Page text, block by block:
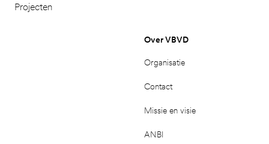
Projecten
Over VBVD
Organisatie
Contact
Missie en visie
ANBI